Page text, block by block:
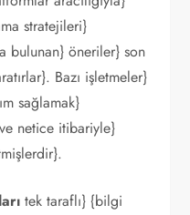
stratejileri}
bulunan} öneriler} son
Bazı işletmeler}
sağlamak}
ve netice itibariyle}
tek taraflı} {bilgi